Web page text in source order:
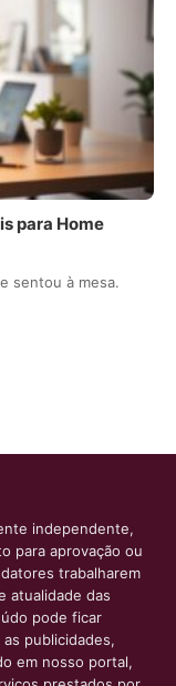
para Home
sentou à mesa.
independente,
para aprovação ou
trabalharem
atualidade das
pode ficar
publicidades,
em nosso portal,